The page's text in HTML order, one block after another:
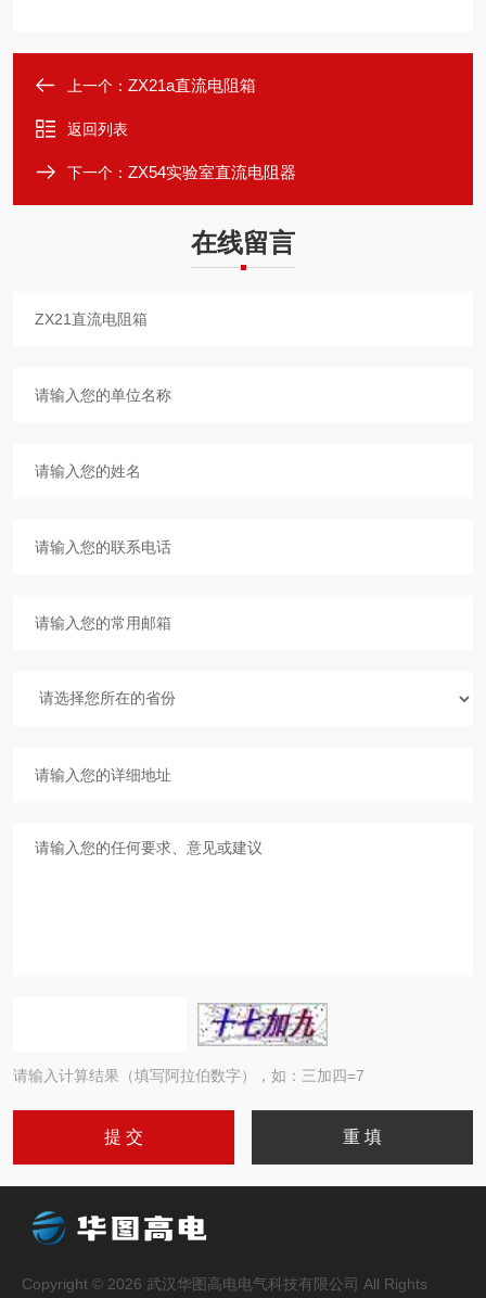
上一个： ZX21a直流电阻箱
返回列表
下一个： ZX54实验室直流电阻器
在线留言
请输入计算结果（填写阿拉伯数字），如：三加四=7
Copyright © 2026 武汉华图高电电气科技有限公司 All Rights